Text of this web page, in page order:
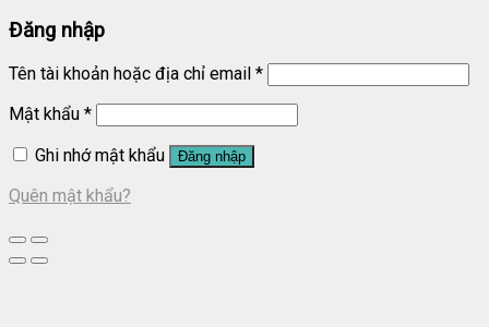
Đăng nhập
Tên tài khoản hoặc địa chỉ email *
Mật khẩu *
Ghi nhớ mật khẩu
Đăng nhập
Quên mật khẩu?